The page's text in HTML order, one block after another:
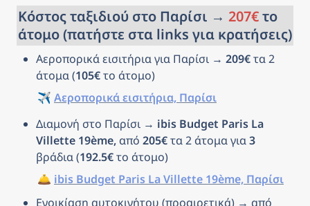
Κόστος ταξιδιού στο Παρίσι → 207€ το
άτομο (πατήστε στα links για κρατήσεις)
Αεροπορικά εισιτήρια για Παρίσι → 209€ τα 2
άτομα (105€ το άτομο)
✈️ Αεροπορικά εισιτήρια, Παρίσι
Διαμονή στο Παρίσι → ibis Budget Paris La
Villette 19ème, από 205€ τα 2 άτομα για 3
βράδια (192.5€ το άτομο)
🛎️ ibis Budget Paris La Villette 19ème, Παρίσι